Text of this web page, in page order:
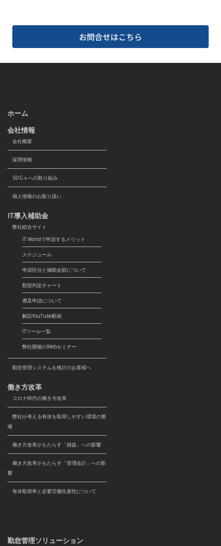
お問合せはこちら
ホーム
会社情報
会社概要
採用情報
SDGｓへの取り組み
個人情報のお取り扱い
IT導入補助金
弊社総合サイト
IT Worldで申請するメリット
スケジュール
申請区分と補助金額について
類型判定チャート
遡及申請について
解説YouTube動画
ITツール一覧
弊社開催のWebセミナー
勤怠管理システムを検討のお客様へ
働き方改革
コロナ時代の働き方改革
弊社が考える有休を取得しやすい環境の整
備
働き方改革がもたらす「損益」への影響
働き方改革がもたらす「管理会計」への影
響
有休取得率と必要労働生産性について
勤怠管理ソリューション